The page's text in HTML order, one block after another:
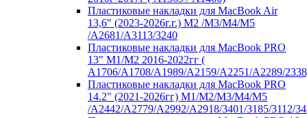
Пластиковые накладки для MacBook Air
13,6" (2023-2026г.г.) M2 /M3/M4/M5
/A2681/A3113/3240
Пластиковые накладки для MacBook PRO
13" M1/M2 2016-2022гг (
А1706/A1708/A1989/A2159/A2251/A2289/
Пластиковые накладки для MacBook PRO
14.2" (2021-2026гг) M1/M2/M3/M4/M5
/A2442/A2779/A2992/A2918/3401/3185/3112/